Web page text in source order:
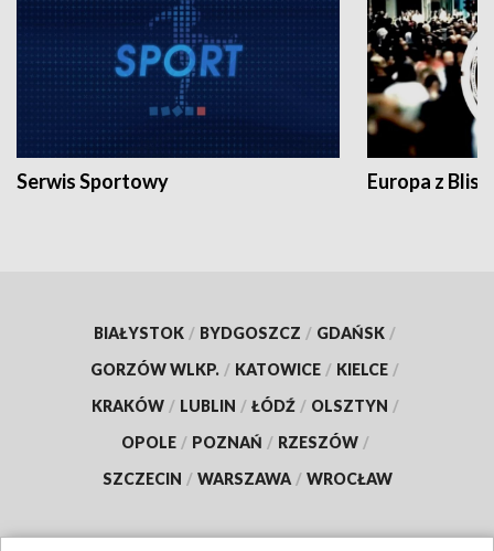
Serwis Sportowy Europa z
BIAŁYSTOK / BYDGOSZCZ / GDAŃSK /
GORZÓW WLKP. / KATOWICE / KIELCE /
KRAKÓW / LUBLIN / ŁÓDŹ / OLSZTYN /
OPOLE / POZNAŃ / RZESZÓW /
SZCZECIN / WARSZAWA / WROCŁAW